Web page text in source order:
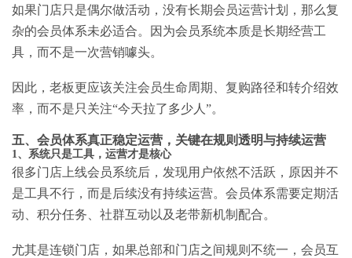
如果门店只是偶尔做活动，没有长期会员运营计划，那么复
杂的会员体系未必适合。因为会员系统本质是长期经营工
具，而不是一次营销噱头。
因此，老板更应该关注会员生命周期、复购路径和转介绍效
率，而不是只关注“今天拉了多少人”。
五、会员体系真正稳定运营，关键在规则透明与持续运营
1、系统只是工具，运营才是核心
很多门店上线会员系统后，发现用户依然不活跃，原因并不
是工具不行，而是后续没有持续运营。会员体系需要定期活
动、积分任务、社群互动以及老带新机制配合。
尤其是连锁门店，如果总部和门店之间规则不统一，会员互